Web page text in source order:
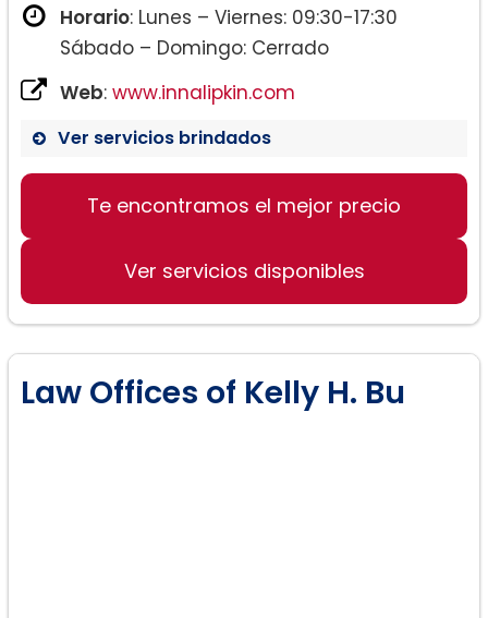
Horario: Lunes – Viernes: 09:30-17:30
Sábado – Domingo: Cerrado
Web: www.innalipkin.com
Ver servicios brindados
Te encontramos el mejor precio
Ver servicios disponibles
Law Offices of Kelly H. Bu